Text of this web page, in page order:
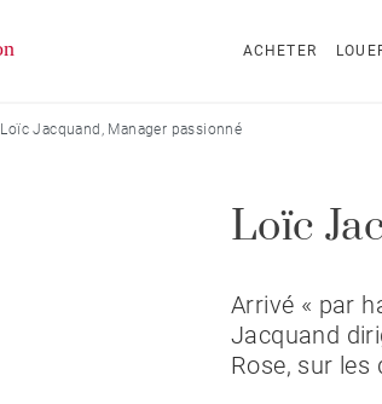
ACHETER
Loïc Jacquand, Manager passionné
Loïc
Arrivé « par
Jacquand
Rose, sur les